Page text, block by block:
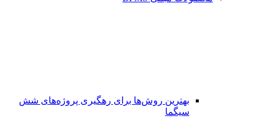
بهترین روش‌ها برای رهگیری پروژه‌های شش
سیگما